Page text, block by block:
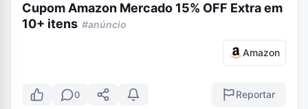
Cupom Amazon Mercado 15% OFF Extra em
10+ itens #anúncio
Amazon
0 Reportar